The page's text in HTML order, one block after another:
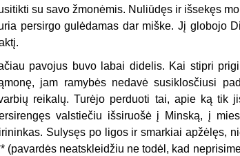
su savo žmonėmis. Nuliūdęs ir išsekęs
persirgo gulėdamas dar miške. Jį globojo
pavojus buvo labai didelis. Kai stipri
jam ramybės nedavė susiklosčiusi
reikalų. Turėjo perduoti tai, apie ką tik
valstiečiu išsiruošė į Minską, į
Sulysęs po ligos ir smarkiai apžėlęs,
(pavardės neatskleidžiu ne todėl, kad